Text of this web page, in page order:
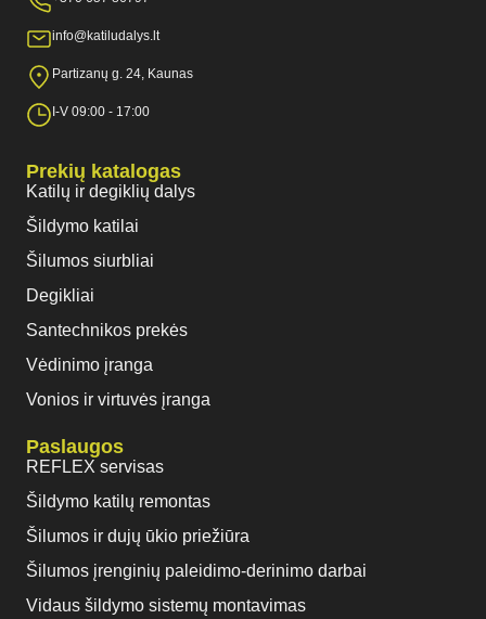
info@katiludalys.lt
Partizanų g. 24, Kaunas
I-V 09:00 - 17:00
Prekių katalogas
Katilų ir degiklių dalys
Šildymo katilai
Šilumos siurbliai
Degikliai
Santechnikos prekės
Vėdinimo įranga
Vonios ir virtuvės įranga
Paslaugos
REFLEX servisas
Šildymo katilų remontas
Šilumos ir dujų ūkio priežiūra
Šilumos įrenginių paleidimo-derinimo darbai
Vidaus šildymo sistemų montavimas